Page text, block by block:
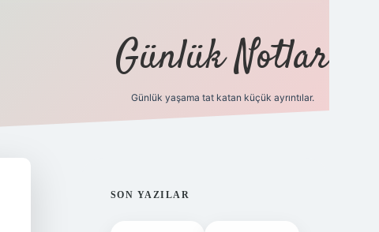
Günlük Notlar
Günlük yaşama tat katan küçük ayrıntılar.
SIDEBAR
SON YAZILAR